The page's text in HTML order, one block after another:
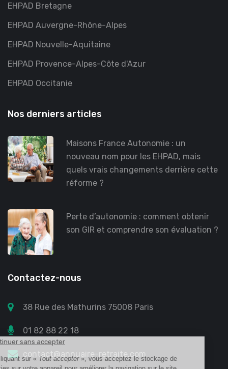
EHPAD Bretagne
EHPAD Auvergne-Rhône-Alpes
EHPAD Nouvelle-Aquitaine
EHPAD Provence-Alpes-Côte d'Azur
EHPAD Occitanie
Nos derniers articles
Maisons France Autonomie : un
nouveau nom pour les EHPAD, mais
quels vrais changements derrière cette
réforme ?
Perte d’autonomie : comment obtenir
son GIR et comprendre son évaluation ?
Contactez-nous
38 Rue des Mathurins 75008 Paris
01 82 88 22 18
contact@annuaire-retraite.com